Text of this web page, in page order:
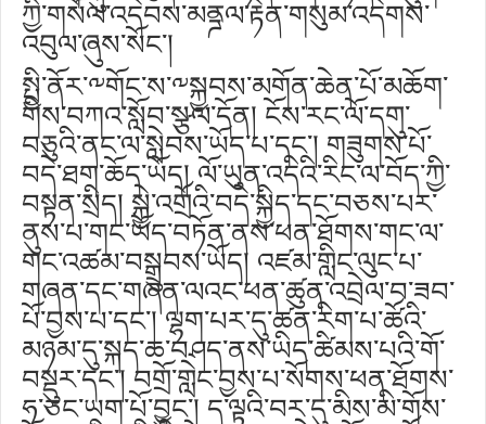
ཀྱི་གསོལ་འདེབས་མནྜལ་རྟེན་གསུམ་འདེགས་
འབུལ་ཞུས་སོང་།
སྤྱི་ནོར་༸གོང་ས་༸སྐྱབས་མགོན་ཆེན་པོ་མཆོག་
གིས་བཀའ་སློབ་སྩལ་དོན། ངོས་རང་ལོ་དགུ་
བཅུའི་ནང་ལ་སླེབས་ཡོད་པ་དང་། གཟུགས་པོ་
བདེ་ཐག་ཆོད་ཡོད། ལོ་ཡུན་འདིའི་རིང་ལ་བོད་ཀྱི་
བསྟན་སྲིད། སྐྱེ་འགྲོའི་བདེ་སྐྱིད་དང་བཅས་པར་
ནུས་པ་གང་ཡོད་བཏོན་ནས་ཕན་ཐོགས་གང་ལ་
གང་འཚམ་བསྒྲུབས་ཡོད། འཛམ་གླིང་ལུང་པ་
གཞན་དང་གཞན་ལའང་ཕན་ཚུན་འབྲེལ་བ་ཟབ་
པོ་བྱས་པ་དང་། ལྷག་པར་དུ་ཚན་རིག་པ་ཚོའི་
མཉམ་དུ་སྐད་ཆ་བཤད་ནས་ཡིད་ཚིམས་པའི་གོ་
བསྡུར་དང་། བགྲོ་གླེང་བྱས་པ་སོགས་ཕན་ཐོགས་
ཧ་ཅང་ཡག་པོ་བྱུང་། ད་ལྟའི་བར་དུ་མིས་མི་གོས་